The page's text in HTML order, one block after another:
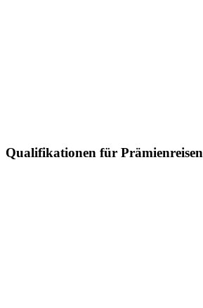
Qualifikationen für Prämienreisen